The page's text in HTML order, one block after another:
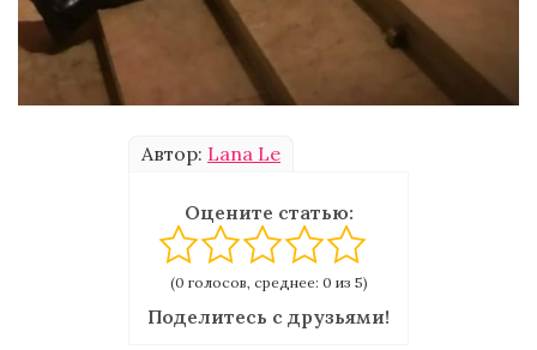
Автор: Lana Le
Оцените статью:
(0 голосов, среднее: 0 из 5)
Поделитесь с друзьями!